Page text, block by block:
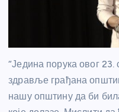
“Једина порука овог
здравље грађана
нашу општину да би